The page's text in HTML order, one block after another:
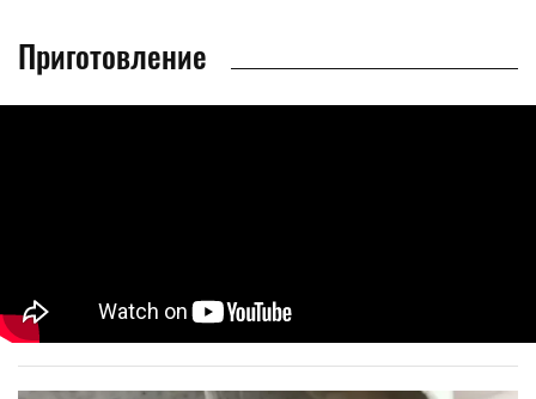
Приготовление